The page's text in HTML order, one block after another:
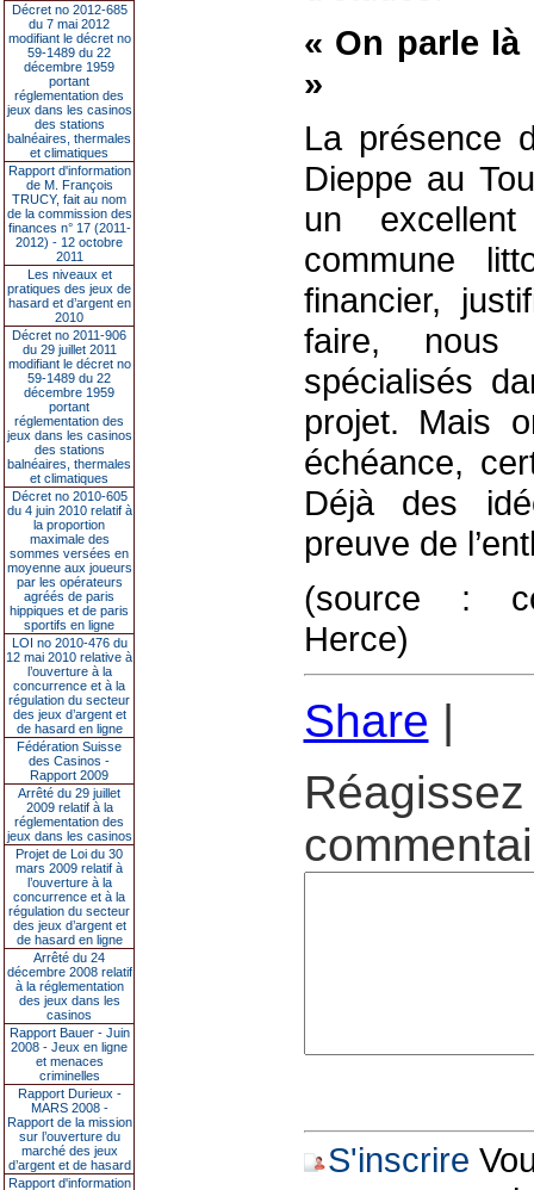
Décret no 2012-685
du 7 mai 2012
modifiant le décret no
59-1489 du 22
décembre 1959
portant
réglementation des
jeux dans les casinos
des stations
balnéaires, thermales
et climatiques
Rapport d'information
de M. François
TRUCY, fait au nom
de la commission des
finances n° 17 (2011-
2012) - 12 octobre
2011
Les niveaux et
pratiques des jeux de
hasard et d’argent en
2010
Décret no 2011-906
du 29 juillet 2011
modifiant le décret no
59-1489 du 22
décembre 1959
portant
réglementation des
jeux dans les casinos
des stations
balnéaires, thermales
et climatiques
Décret no 2010-605
du 4 juin 2010 relatif à
la proportion
maximale des
sommes versées en
moyenne aux joueurs
par les opérateurs
agréés de paris
hippiques et de paris
sportifs en ligne
LOI no 2010-476 du
12 mai 2010 relative à
l’ouverture à la
concurrence et à la
régulation du secteur
des jeux d’argent et
de hasard en ligne
Fédération Suisse
des Casinos -
Rapport 2009
Arrêté du 29 juillet
2009 relatif à la
réglementation des
jeux dans les casinos
Projet de Loi du 30
mars 2009 relatif à
l’ouverture à la
concurrence et à la
régulation du secteur
des jeux d’argent et
de hasard en ligne
Arrêté du 24
décembre 2008 relatif
à la réglementation
des jeux dans les
casinos
Rapport Bauer - Juin
2008 - Jeux en ligne
et menaces
criminelles
Rapport Durieux -
MARS 2008 -
Rapport de la mission
sur l’ouverture du
marché des jeux
d’argent et de hasard
Rapport d'information
« On parle là
»
La présence
Dieppe au
un
commune
financier,
faire, nous
spécialisés
projet. Mais
échéance,
Déjà des
preuve de
(source :
Herce)
Share |
S'inscrire